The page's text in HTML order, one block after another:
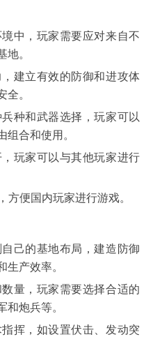
中，玩家需要应对来自不
地。
建立有效的防御和进攻体
全。
种和武器选择，玩家可以
组合和使用。
玩家可以与其他玩家进行
方便国内玩家进行游戏。
己的基地布局，建造防御
生产效率。
量，玩家需要选择合适的
和炮兵等。
挥，如设置伏击、发动突